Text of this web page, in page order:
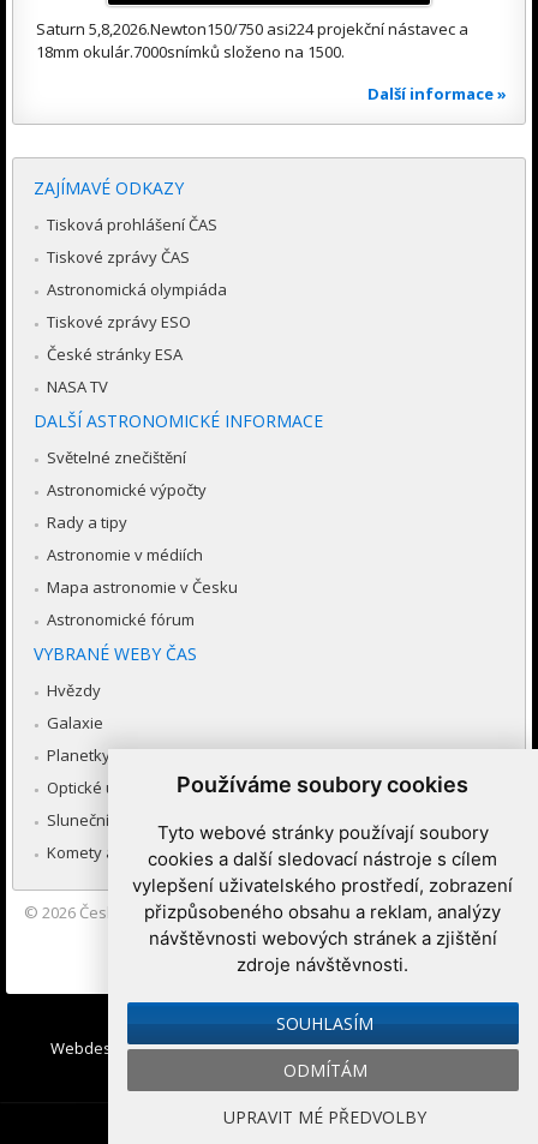
Používáme soubory cookies
Tyto webové stránky používají soubory
cookies a další sledovací nástroje s cílem
vylepšení uživatelského prostředí, zobrazení
přizpůsobeného obsahu a reklam, analýzy
návštěvnosti webových stránek a zjištění
zdroje návštěvnosti.
SOUHLASÍM
ODMÍTÁM
UPRAVIT MÉ PŘEDVOLBY
Saturn 5,8,2026.Newton150/750 asi224 projekční nástavec a
18mm okulár.7000snímků složeno na 1500.
Další informace »
ZAJÍMAVÉ ODKAZY
Tisková prohlášení ČAS
Tiskové zprávy ČAS
Astronomická olympiáda
Tiskové zprávy ESO
České stránky ESA
NASA TV
DALŠÍ ASTRONOMICKÉ INFORMACE
Světelné znečištění
Astronomické výpočty
Rady a tipy
Astronomie v médiích
Mapa astronomie v Česku
Astronomické fórum
VYBRANÉ WEBY ČAS
Hvězdy
Galaxie
Planetky
Optické úkazy v atmosféře
Sluneční soustava
Komety a meteory
© 2026 Česká astronomická společnost|Hvězdárna a planetárium
Brno spolupracuje se serverem Astro.cz
Webdesign:Medio interactive, Redakční systémIbis CMS:
WebConsult.cz